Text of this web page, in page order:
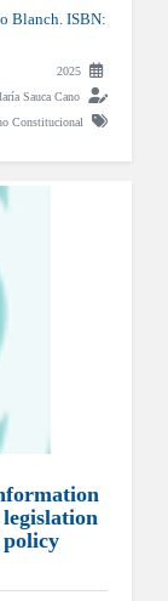
Blanch. ISBN:
2025
Sauca Cano
Constitucional
policy